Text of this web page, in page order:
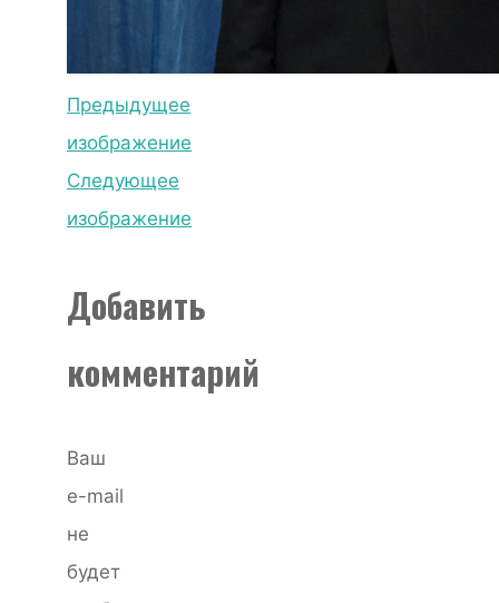
Предыдущее
изображение
Следующее
изображение
Добавить
комментарий
Ваш
e-mail
не
будет